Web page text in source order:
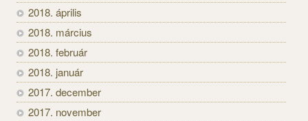
2018. április
2018. március
2018. február
2018. január
2017. december
2017. november